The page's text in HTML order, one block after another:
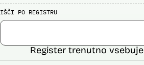
IŠČI PO REGISTRU
Register trenutno vsebuje